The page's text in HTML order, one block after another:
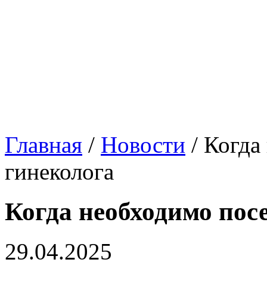
Главная / Новости /
гинеколога
Когда необходимо
29.04.2025